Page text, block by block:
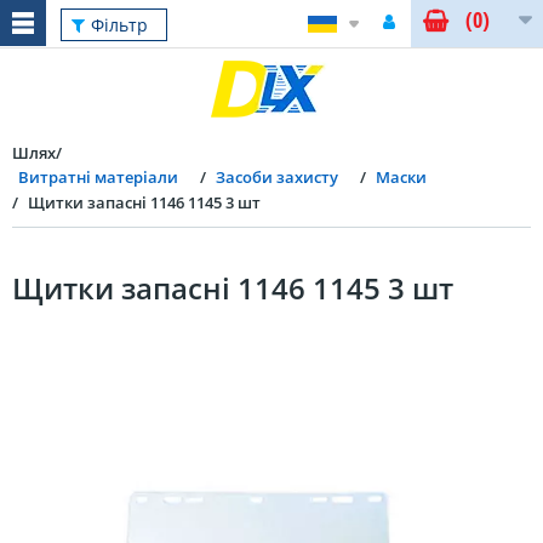
Фільтр (0)
Шлях
Витратні матеріали
Засоби захисту
Маски
Щитки запасні 1146 1145 3 шт
Щитки запасні 1146 1145 3 шт